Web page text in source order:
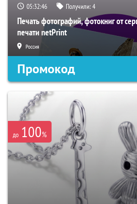
05:32:45 Получили:4
Печать фотографий, фотокниг от
печати netPrint
Россия
Промокод
до 100%